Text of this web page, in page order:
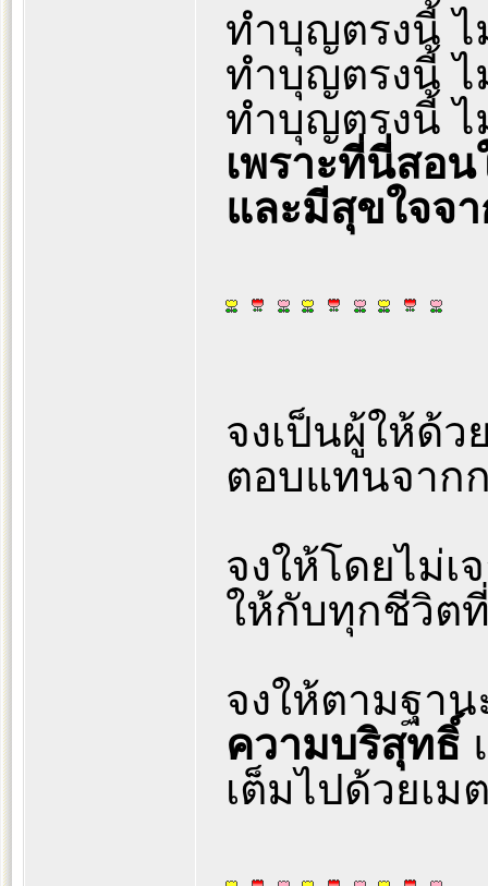
ทำบุญตรงนี้ ไ
ทำบุญตรงนี้ ไ
ทำบุญตรงนี้ ไ
เพราะที่นี่สอ
และมีสุขใจจ
จงเป็นผู้ให้ด้ว
ตอบแทนจาก
จงให้โดยไม่
ให้กับทุกชีวิต
จงให้ตามฐา
ความบริสุทธิ์
เต็มไปด้วยเ